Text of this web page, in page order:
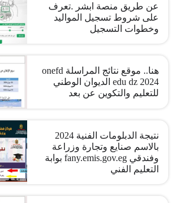
عن طريق منصة ابشر .تعرف
على شروط تسجيل المواليد
وخطوات التسجيل
هنا.. موقع نتائج المراسلة onefd
edu dz 2024 الديوان الوطني
للتعليم والتكوين عن بعد
نتيجة الدبلومات الفنية 2024
بالاسم صنايع وتجارة وزراعة
وفندقي fany.emis.gov.eg بوابة
التعليم الفني